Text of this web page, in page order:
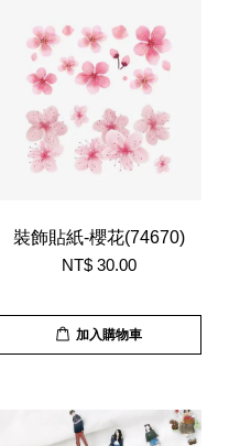
裝飾貼紙-櫻花(74670)
NT$ 30.00
加入購物車